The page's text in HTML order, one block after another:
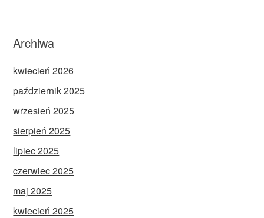
Archiwa
kwiecień 2026
październik 2025
wrzesień 2025
sierpień 2025
lipiec 2025
czerwiec 2025
maj 2025
kwiecień 2025